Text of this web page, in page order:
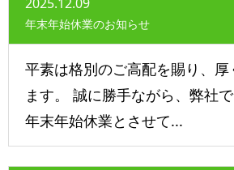
年末年始休業のお知らせ
平素は格別のご高配を賜り、
ます。 誠に勝手ながら、弊社
年末年始休業とさせて...